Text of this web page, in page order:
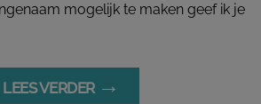
mogelijk te maken geef ik je
LEES VERDER →